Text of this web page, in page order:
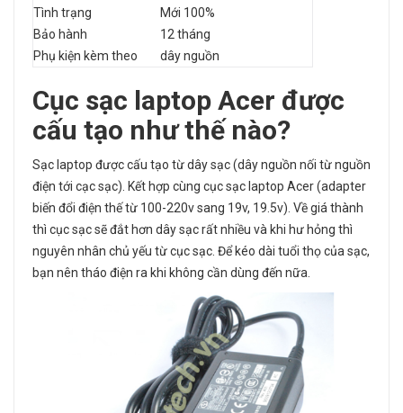
Tình trạng
Mới 100%
Bảo hành
12 tháng
Phụ kiện kèm theo
dây nguồn
Cục sạc laptop Acer được
cấu tạo như thế nào?
Sạc laptop được cấu tạo từ dây sạc (dây nguồn nối từ nguồn
điện tới cạc sạc). Kết hợp cùng cục sạc laptop Acer (adapter
biến đổi điện thế từ 100-220v sang 19v, 19.5v). Về giá thành
thì cục sạc sẽ đắt hơn dây sạc rất nhiều và khi hư hỏng thì
nguyên nhân chủ yếu từ cục sạc. Để kéo dài tuổi thọ của sạc,
bạn nên tháo điện ra khi không cần dùng đến nữa.